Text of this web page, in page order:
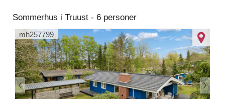
Sommerhus i Truust - 6 personer
mh257799